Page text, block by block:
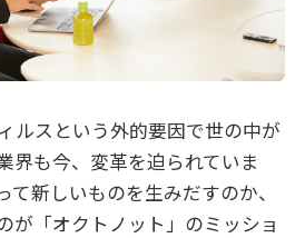
ルスという外的要因で世の中が
界も今、変革を迫られていま
て新しいものを生みだすのか、
が「オクトノット」のミッショ